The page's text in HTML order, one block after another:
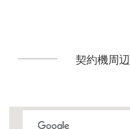
契約機周